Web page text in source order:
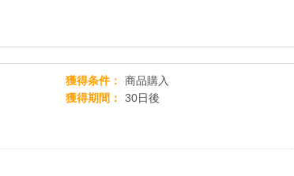
獲得条件
商品購入
獲得期間
30日後